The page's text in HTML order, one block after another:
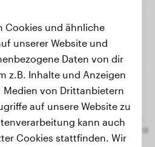
Cookies und ähnliche
unserer Website und
Daten von dir
z.B. Inhalte und Anzeigen
Medien von Drittanbietern
auf unsere Website zu
kann auch
Cookies stattfinden. Wir